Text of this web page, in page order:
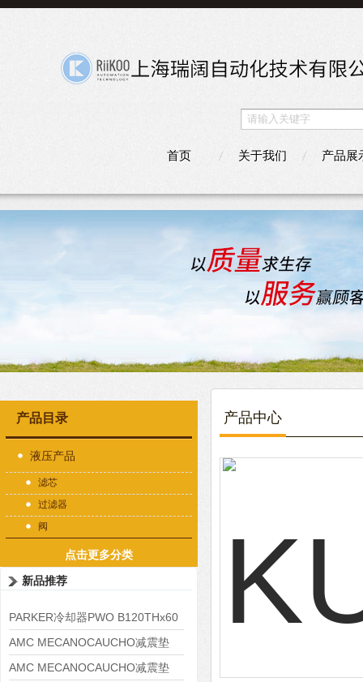
首页 关于我们 产品展
产品目录
液压产品
滤芯
过滤器
阀
点击更多分类
新品推荐
PARKER冷却器PWO B120THx60
AMC MECANOCAUCHO减震垫
138552
AMC MECANOCAUCHO减震垫
产品中心